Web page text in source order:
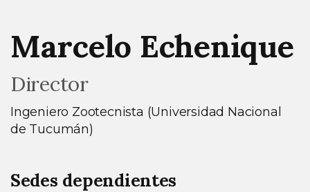
Marcelo Echenique
Director
Ingeniero Zootecnista (Universidad Nacional
de Tucumán)
Sedes dependientes